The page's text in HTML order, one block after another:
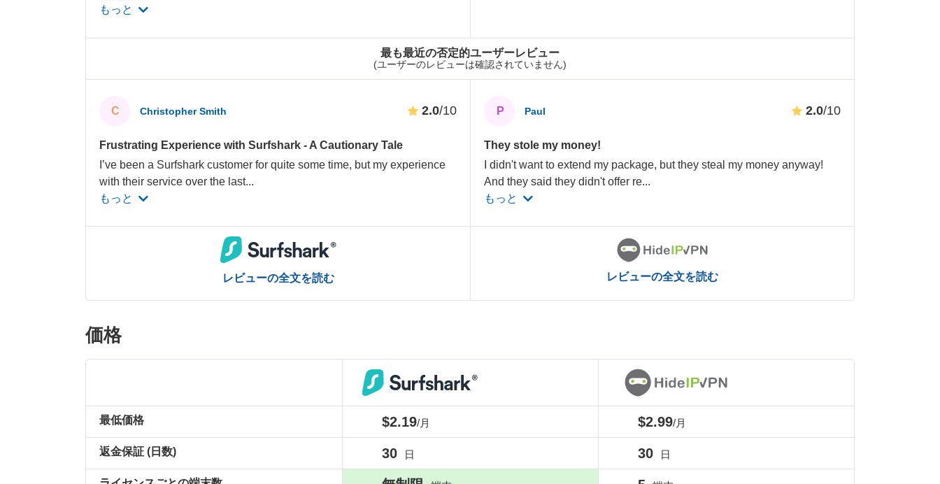
最も最近の否定的ユーザーレビュー
(ユーザーのレビューは確認されていません)
もっと
C Christopher Smith 2.0/10
Frustrating Experience with Surfshark - A Cautionary Tale
I’ve been a Surfshark customer for quite some time, but my experience
with their service over the last...
もっと
レビューの全文を読む
P Paul 2.0/10
They stole my money!
I didn't want to extend my package, but they steal my money anyway!
And they said they didn't offer re...
もっと
レビューの全文を読む
価格
最低価格
返金保証 (日数)
$2.19/月
30 日
$2.99/月
30 日